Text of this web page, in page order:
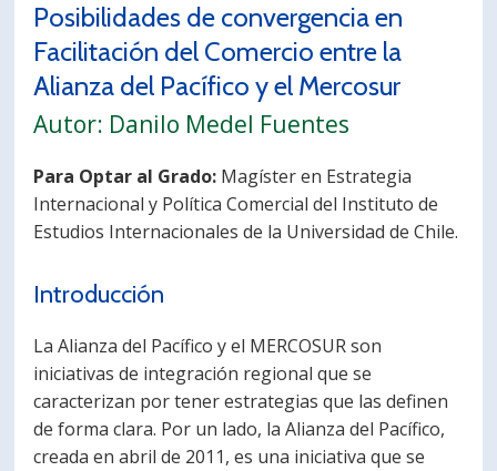
POSTGRADO
INVESTIGACIÓN
EXTENSIÓN
PUBLICACIONES
BIBLIOTECA
Postulantes
Estudiantes
Académicos
Egresados
Posibilidades de convergencia en
Facilitación del Comercio entre la
Alianza del Pacífico y el Mercosur
Autor: Danilo Medel Fuentes
Para Optar al Grado: Magíster en Estrategia
Internacional y Política Comercial del Instituto de
Estudios Internacionales de la Universidad de Chile.
Introducción
La Alianza del Pacífico y el MERCOSUR son
iniciativas de integración regional que se
caracterizan por tener estrategias que las definen
de forma clara. Por un lado, la Alianza del Pacífico,
creada en abril de 2011, es una iniciativa que se